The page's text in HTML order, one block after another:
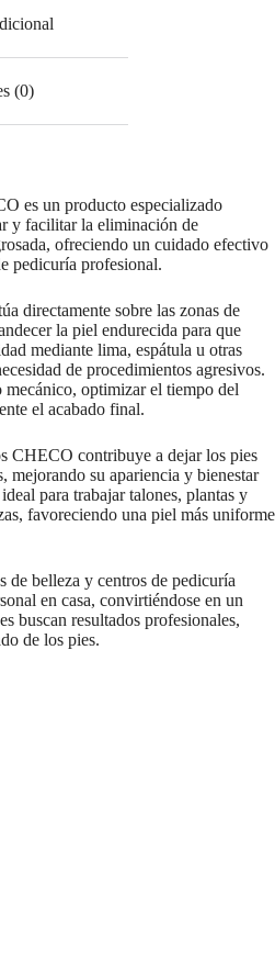
(0)
es un producto especializado
y facilitar la eliminación de
ofreciendo un cuidado efectivo
pedicuría profesional.
directamente sobre las zonas de
la piel endurecida para que
mediante lima, espátula u otras
de procedimientos agresivos.
optimizar el tiempo del
el acabado final.
CHECO contribuye a dejar los pies
mejorando su apariencia y bienestar
para trabajar talones, plantas y
favoreciendo una piel más uniforme
de belleza y centros de pedicuría
en casa, convirtiéndose en un
buscan resultados profesionales,
de los pies.